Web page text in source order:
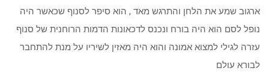
ארגוב שמע את הלחן והתרגש מאד , הוא סיפר לסנוף שכאשר היה
נופל לסם הוא היה בורח ונכנס לדכאונות הדמות הרוחנית של סנוף
עזרה לגילי למצוא אמונה והוא היה מאזין לשיריו על מנת להתחבר
לבורא עולם